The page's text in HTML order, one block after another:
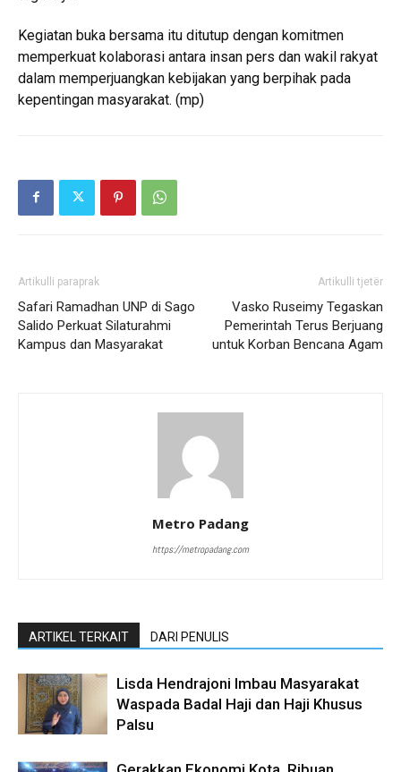
Kegiatan buka bersama itu ditutup dengan komitmen
memperkuat kolaborasi antara insan pers dan wakil rakyat
dalam memperjuangkan kebijakan yang berpihak pada
kepentingan masyarakat. (mp)
Artikulli paraprak
Safari Ramadhan UNP di Sago
Salido Perkuat Silaturahmi
Kampus dan Masyarakat
Artikulli tjetër
Vasko Ruseimy Tegaskan
Pemerintah Terus Berjuang
untuk Korban Bencana Agam
Metro Padang
https://metropadang.com
ARTIKEL TERKAIT DARI PENULIS
Lisda Hendrajoni Imbau Masyarakat
Waspada Badal Haji dan Haji Khusus
Palsu